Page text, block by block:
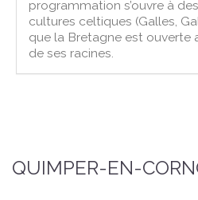
programmation s’ouvre à
cultures celtiques (Galles,
que la Bretagne est ouverte
de ses racines.
QUIMPER-EN-